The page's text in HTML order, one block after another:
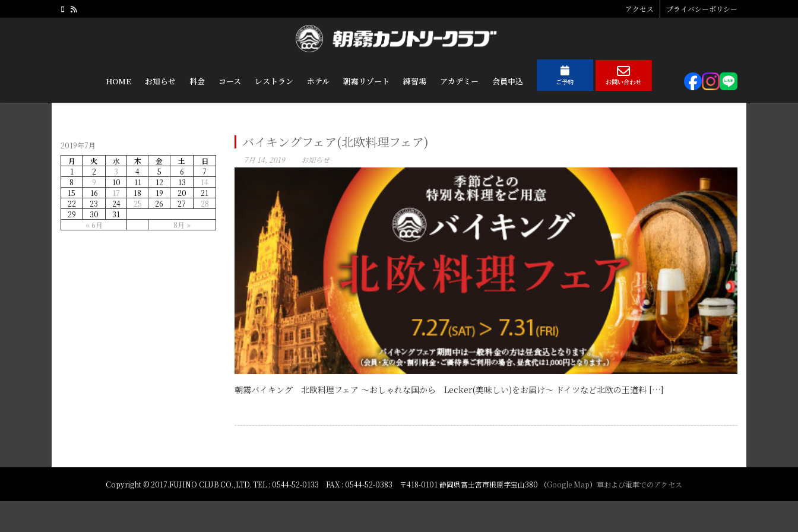
アクセス プライバシーポリシー
HOME お知らせ 料金 コース レストラン ホテル 朝霧リゾート 練習場 アカデミー 会員申込 ご予約 お問い合わせ
バイキングフェア(北欧料理フェア)
7月 14, 2019 お知らせ
朝霧バイキング 北欧料理フェア ～おしゃれな国から Lecker(美味しい)をお届け～ ドイツなど北欧の王道料 […]
2019年7月
月
火 水 木 金 土 日
« 6月 8月 »
1 2 3 4 5 6
7
8
9 10 11 12 13
14
15
16 17 18 19 20
21
22
23 24 25 26 27
28
29
30 31
Copyright © 2017.FUJINO CLUB CO.,LTD. TEL : 0544-52-0133 FAX : 0544-52-0383 〒418-0101 静岡県富士宮市根原字宝山380 （Google Map） 車および電車でのアクセス